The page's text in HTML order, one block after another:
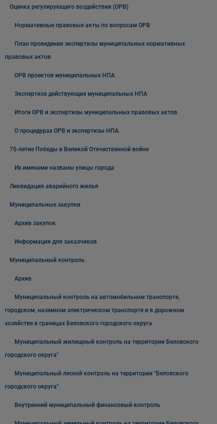
Оценка регулирующего воздействия (ОРВ)
Нормативные правовые акты по вопросам ОРВ
План проведения экспертизы муниципальных нормативных
правовых актов
ОРВ проектов муниципальных НПА
Экспертиза действующих муниципальных НПА
Итоги ОРВ и экспертизы муниципальных правовых актов
О процедурах ОРВ и экспертизы НПА
75-летие Победы в Великой Отечественной войне
Их именами названы улицы города
Ликвидация аварийного жилья
Муниципальные закупки
Архив закупок
Информация для заказчиков
Муниципальный контроль
Архив
Муниципальный контроль на автомобильном транспорте,
городском, наземном электрическом транспорте и в дорожном
хозяйстве в границах Беловского городского округа
Муниципальный жилищный контроль на территории Беловского
городского округа"
Муниципальный лесной контроль на территории "Беловского
городского округа"
Внутренний муниципальный финансовый контроль